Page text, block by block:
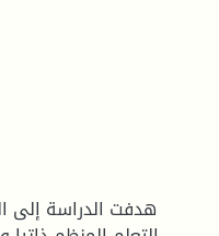
هدفت الدراسة إلى